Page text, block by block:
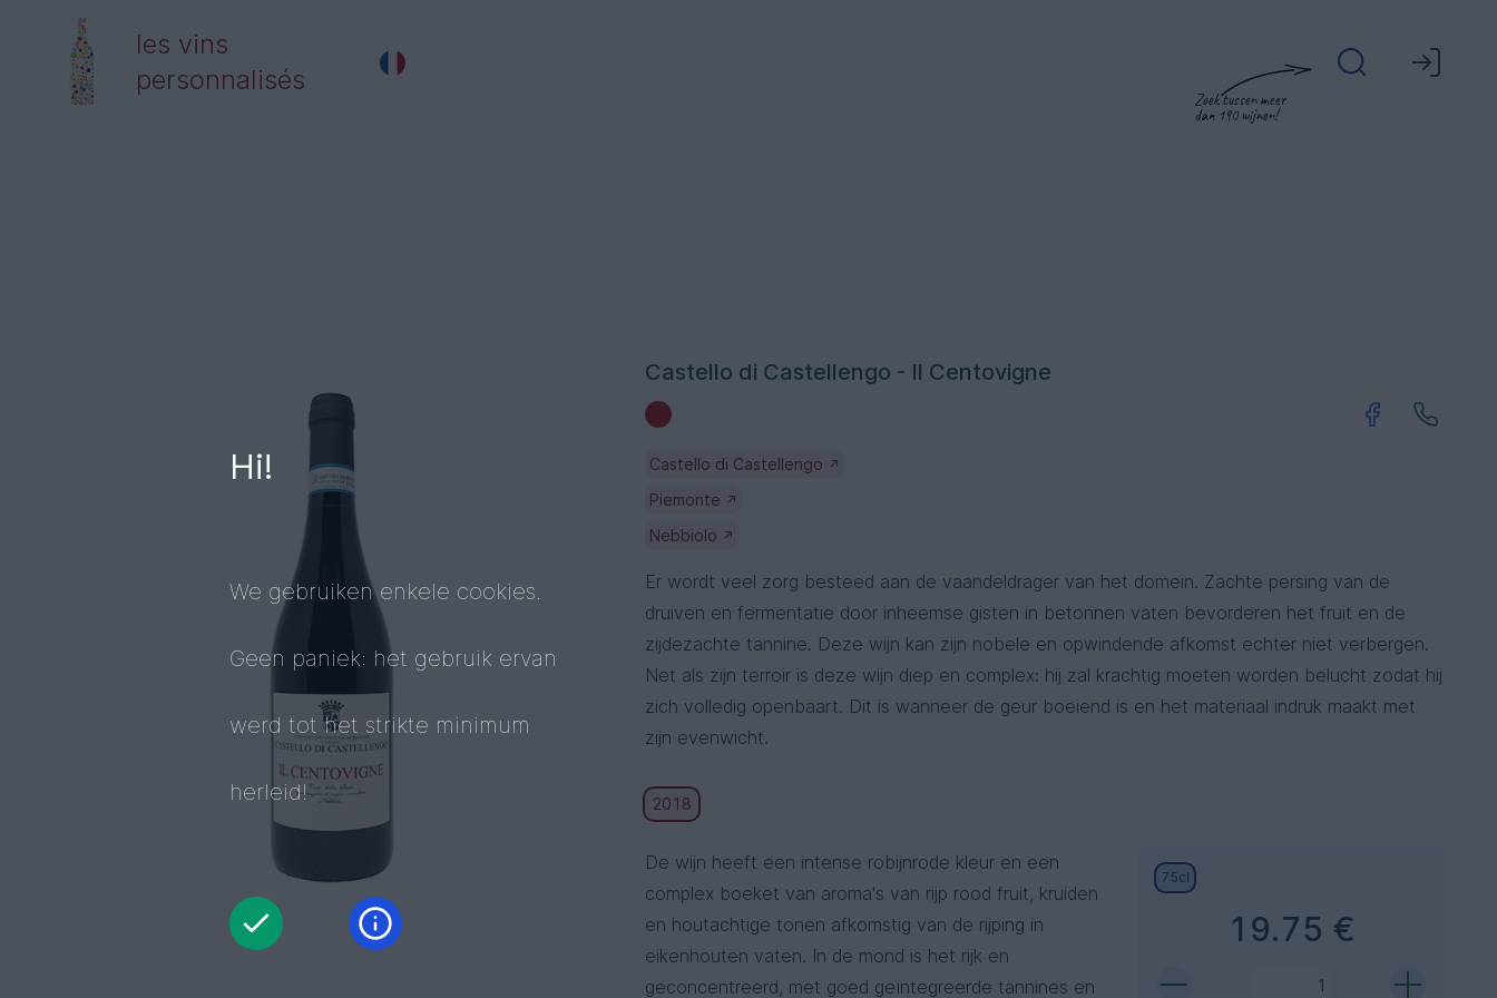
les vins
personnalisés
Zoek tussen meer
dan 190 wijnen!
Castello di Castellengo - Il Centovigne
Castello di Castellengo ↗
Piemonte ↗
Nebbiolo ↗
Er wordt veel zorg besteed aan de vaandeldrager van het domein. Zachte persing van de
druiven en fermentatie door inheemse gisten in betonnen vaten bevorderen het fruit en de
zijdezachte tannine. Deze wijn kan zijn nobele en opwindende afkomst echter niet verbergen.
Net als zijn terroir is deze wijn diep en complex: hij zal krachtig moeten worden belucht zodat hij
zich volledig openbaart. Dit is wanneer de geur boeiend is en het materiaal indruk maakt met
zijn evenwicht.
2018
De wijn heeft een intense robijnrode kleur en een
complex boeket van aroma's van rijp rood fruit, kruiden
en houtachtige tonen afkomstig van de rijping in
eikenhouten vaten. In de mond is het rijk en
geconcentreerd, met goed geïntegreerde tannines en
75cl
19.75 €
Hi!
We gebruiken enkele cookies.
Geen paniek: het gebruik ervan
werd tot het strikte minimum
herleid!